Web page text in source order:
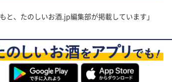
と、たのしいお酒.jp編集部が掲載しています」